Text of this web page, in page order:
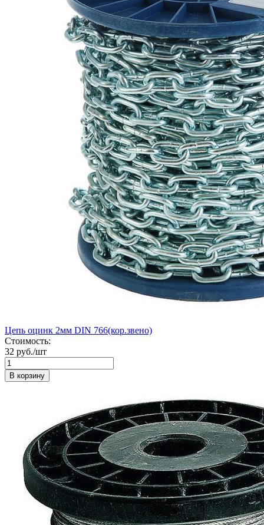
Цепь оцинк 2мм DIN 766(кор.звено)
Стоимость:
32 руб./шт
В корзину